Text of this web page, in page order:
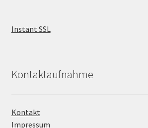
Instant SSL
Kontaktaufnahme
Kontakt
Impressum